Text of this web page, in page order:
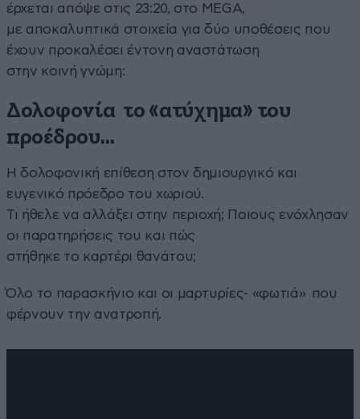
έρχεται απόψε στις 23:20, στο MEGA,
με αποκαλυπτικά στοιχεία για δύο υποθέσεις που
έχουν προκαλέσει έντονη αναστάτωση
στην κοινή γνώμη:
Δολοφονία το «ατύχημα» του
προέδρου…
Η δολοφονική επίθεση στον δημιουργικό και
ευγενικό πρόεδρο του χωριού.
Τι ήθελε να αλλάξει στην περιοχή; Ποιους ενόχλησαν
οι παρατηρήσεις του και πώς
στήθηκε το καρτέρι θανάτου;
Όλο το παρασκήνιο και οι μαρτυρίες- «φωτιά» που
φέρνουν την ανατροπή.